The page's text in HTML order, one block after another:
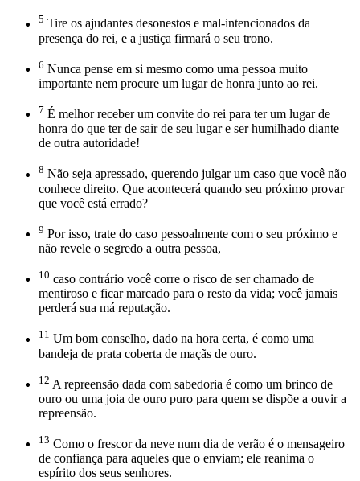
5 Tire os ajudantes desonestos e mal-intencionados da
presença do rei, e a justiça firmará o seu trono.
6 Nunca pense em si mesmo como uma pessoa muito
importante nem procure um lugar de honra junto ao rei.
7 É melhor receber um convite do rei para ter um lugar de
honra do que ter de sair de seu lugar e ser humilhado diante
de outra autoridade!
8 Não seja apressado, querendo julgar um caso que você não
conhece direito. Que acontecerá quando seu próximo provar
que você está errado?
9 Por isso, trate do caso pessoalmente com o seu próximo e
não revele o segredo a outra pessoa,
10 caso contrário você corre o risco de ser chamado de
mentiroso e ficar marcado para o resto da vida; você jamais
perderá sua má reputação.
11 Um bom conselho, dado na hora certa, é como uma
bandeja de prata coberta de maçãs de ouro.
12 A repreensão dada com sabedoria é como um brinco de
ouro ou uma joia de ouro puro para quem se dispõe a ouvir a
repreensão.
13 Como o frescor da neve num dia de verão é o mensageiro
de confiança para aqueles que o enviam; ele reanima o
espírito dos seus senhores.